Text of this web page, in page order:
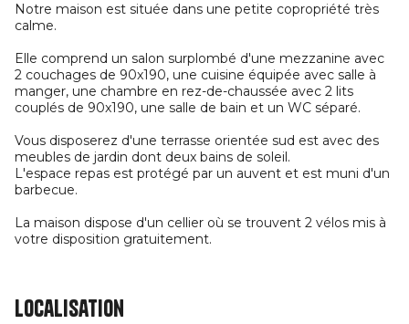
Notre maison est située dans une petite copropriété très
calme.
Elle comprend un salon surplombé d'une mezzanine avec
2 couchages de 90x190, une cuisine équipée avec salle à
manger, une chambre en rez-de-chaussée avec 2 lits
couplés de 90x190, une salle de bain et un WC séparé.
Vous disposerez d'une terrasse orientée sud est avec des
meubles de jardin dont deux bains de soleil.
L'espace repas est protégé par un auvent et est muni d'un
barbecue.
La maison dispose d'un cellier où se trouvent 2 vélos mis à
votre disposition gratuitement.
Localisation